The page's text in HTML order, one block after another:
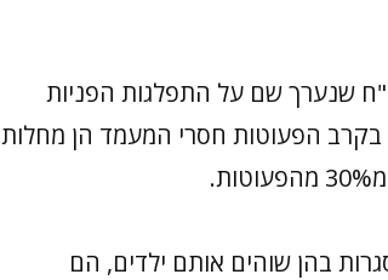
שנערך שם על התפלגות הפניות
ביותר בקרב הפעוטות חסרי המעמד הן מחלות
בהן שוהים אותם ילדים, הם